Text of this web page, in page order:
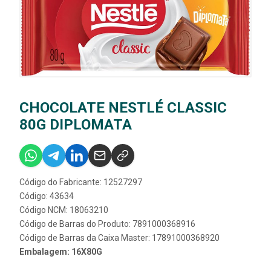
CHOCOLATE NESTLÉ CLASSIC
80G DIPLOMATA
Código do Fabricante: 12527297
Código: 43634
Código NCM: 18063210
Código de Barras do Produto: 7891000368916
Código de Barras da Caixa Master: 17891000368920
Embalagem: 16X80G